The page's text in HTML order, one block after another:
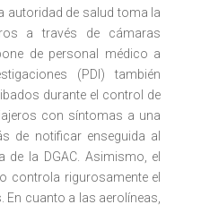
autoridad de salud toma la
a través de cámaras
de personal médico a
(PDI) también
durante el control de
con síntomas a una
de notificar enseguida al
de la DGAC. Asimismo, el
controla rigurosamente el
cuanto a las aerolíneas,